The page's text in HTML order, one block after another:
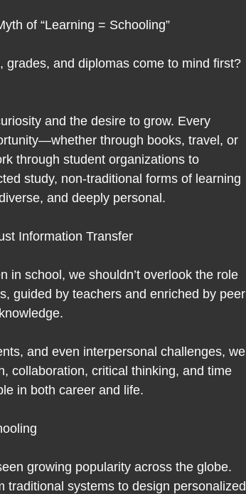
of “Learning = Schooling”
and diplomas come to mind first?
and the desire to grow. Every
through books, travel, or
through student organizations to
study, non-traditional forms of learning
and deeply personal.
Information Transfer
in school, we shouldn’t overlook the role
guided by teachers and enriched by peer
and even interpersonal challenges, we
collaboration, critical thinking, and time
in both career and life.
growing popularity across the globe.
traditional systems to design personalized